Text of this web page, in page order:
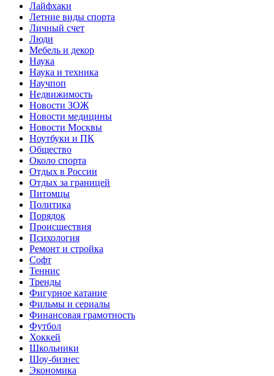
Лайфхаки
Летние виды спорта
Личный счет
Люди
Мебель и декор
Наука
Наука и техника
Научпоп
Недвижимость
Новости ЗОЖ
Новости медицины
Новости Москвы
Ноутбуки и ПК
Общество
Около спорта
Отдых в России
Отдых за границей
Питомцы
Политика
Порядок
Происшествия
Психология
Ремонт и стройка
Софт
Теннис
Тренды
Фигурное катание
Фильмы и сериалы
Финансовая грамотность
Футбол
Хоккей
Школьники
Шоу-бизнес
Экономика